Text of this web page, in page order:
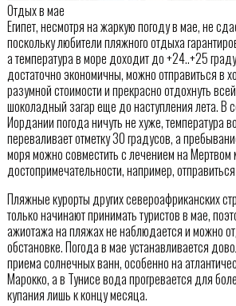
Отдых в мае
Египет, несмотря на жаркую погоду в мае, не
поскольку любители пляжного отдыха
а температура в море доходит до +24..+25
достаточно экономичны, можно отправиться в
разумной стоимости и прекрасно отдохнуть
шоколадный загар еще до наступления лета. В
Иордании погода ничуть не хуже, температура
переваливает отметку 30 градусов, а
моря можно совместить с лечением на Мертвом
достопримечательности, например,
Пляжные курорты других североафриканских
только начинают принимать туристов в мае,
ажиотажа на пляжах не наблюдается и можно
обстановке. Погода в мае устанавливается
приема солнечных ванн, особенно на
Марокко, а в Тунисе вода прогревается для
купания лишь к концу месяца.